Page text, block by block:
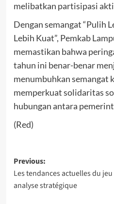
melibatkan partisipasi
Dengan semangat “Pulih
Lebih Kuat”, Pemkab
memastikan bahwa
tahun ini benar-benar
menumbuhkan semangat
memperkuat solidaritas
hubungan antara
(Red)
Post
navigation
Previous:
Les tendances actuelles du
analyse stratégique